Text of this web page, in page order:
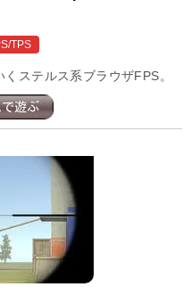
TPS
ステルス系ブラウザFPS。